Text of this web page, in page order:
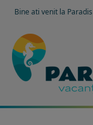
Bine ati venit la